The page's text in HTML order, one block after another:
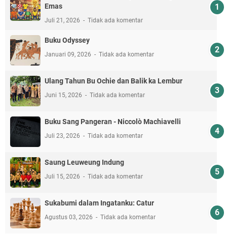
Emas
Juli 21, 2026 Tidak ada komentar
Buku Odyssey
Januari 09, 2026 Tidak ada komentar
Ulang Tahun Bu Ochie dan Balik ka Lembur
Juni 15, 2026 Tidak ada komentar
Buku Sang Pangeran - Niccolò Machiavelli
Juli 23, 2026 Tidak ada komentar
Saung Leuweung Indung
Juli 15, 2026 Tidak ada komentar
Sukabumi dalam Ingatanku: Catur
Agustus 03, 2026 Tidak ada komentar